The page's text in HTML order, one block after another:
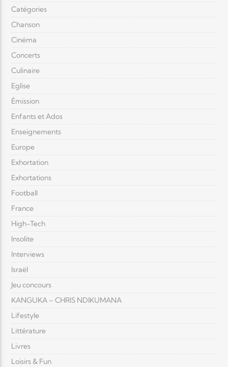
Catégories
Chanson
Cinéma
Concerts
Culinaire
Eglise
Émission
Enfants et Ados
Enseignements
Europe
Exhortation
Exhortations
Football
France
High-Tech
Insolite
Interviews
Israël
Jeu concours
KANGUKA – CHRIS NDIKUMANA
Lifestyle
Littérature
Livres
Loisirs & Fun